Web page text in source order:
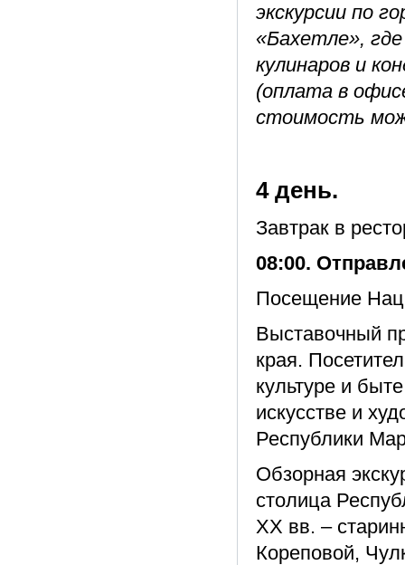
экскурсии по
«Бахетле»,
кулинаров и
(оплата в
стоимость
4 день.
Завтрак в
08:00.
Посещение
Выставочный
края.
культуре и
искусстве и
Республики
Обзорная
столица
XX вв. –
Кореповой,